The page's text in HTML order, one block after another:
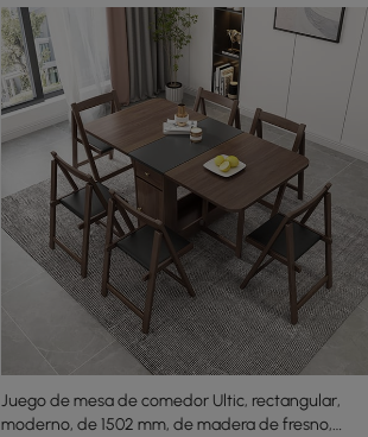
Juego de mesa de comedor Ultic, rectangular,
moderno, de 1502 mm, de madera de fresno,